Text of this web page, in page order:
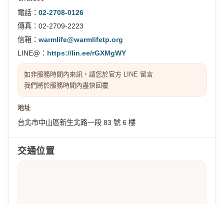
電話： 02-2708-0126
傳真：02-2709-2223
信箱： warmlife@warmlifetp.org
LINE@： https://lin.ee/rGXMgWY
如非服務時間內來訊，請您於官方 LINE 留言
我們將於服務時間內盡快回覆
地址
台北市中山區新生北路一段 83 號 6 樓
交通位置